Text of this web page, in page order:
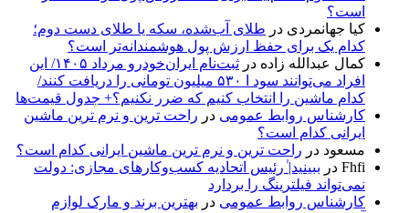
است؟
کیا جهانمردی در طلای آب‌شده، سکه یا طلای دست دوم؛
کدام یک برای حفظ ارزش پول هوشمندانه‌تر است؟
کمال عبدالله زاده در
ثبت‌نام ایران‌خودرو مرداد ۱۴۰۵/ این
افراد می‌توانند سود ا ۵۳۰ میلیون تومانی را دریافت کنند/
کدام ماشین را انتخاب کنیم که ضرر نکنیم؟+ جدول قیمت‌ها
کارشناس روابط عمومی در راحت ترین و نرم ترین ماشین
ایرانی کدام است؟
مسعود در راحت ترین و نرم ترین ماشین ایرانی کدام است؟
Fhfi در ببینید| ٰرئیس اتحادیه کسب‌وکارهای مجازی: دولت
نمی‌تواند فیلترینگ را بردارد
کارشناس روابط عمومی در بهترین برند و مارک لوازم